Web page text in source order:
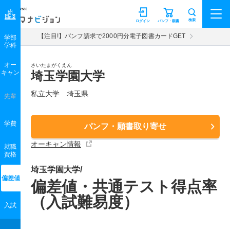
マナビジョン パンフ・願書
ログイン 検索
【注目!】パンフ請求で2000円分電子図書カードGET
さいたまがくえん
埼玉学園大学
私立大学 埼玉県
パンフ・願書取り寄せ
オーキャン情報
学部
学科
オー
キャン
先輩
学費
就職
資格
偏差値
入試
埼玉学園大学/
偏差値・共通テスト得点率
（入試難易度）